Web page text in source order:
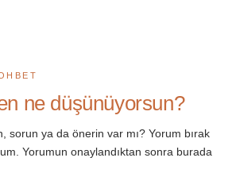
ne düşünüyorsun?
sorun ya da önerin var mı? Yorum bırak
Yorumun onaylandıktan sonra burada